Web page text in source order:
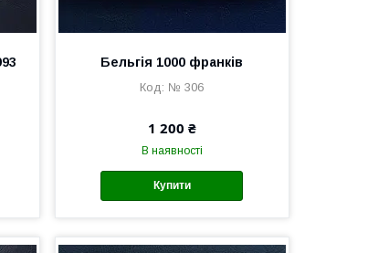
Бельгія 1000 франків
№ 306
1 200 ₴
В наявності
Купити